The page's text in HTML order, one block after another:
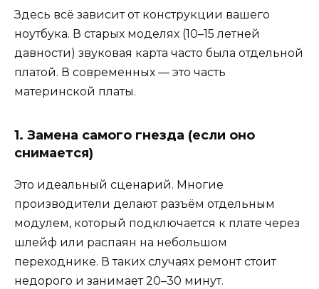
Здесь всё зависит от конструкции вашего
ноутбука. В старых моделях (10–15 летней
давности) звуковая карта часто была отдельной
платой. В современных — это часть
материнской платы.
1. Замена самого гнезда (если оно
снимается)
Это идеальный сценарий. Многие
производители делают разъём отдельным
модулем, который подключается к плате через
шлейф или распаян на небольшом
переходнике. В таких случаях ремонт стоит
недорого и занимает 20–30 минут.